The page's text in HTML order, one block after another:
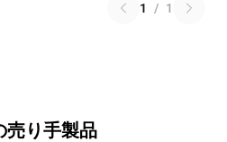
1 / 1
売り手製品